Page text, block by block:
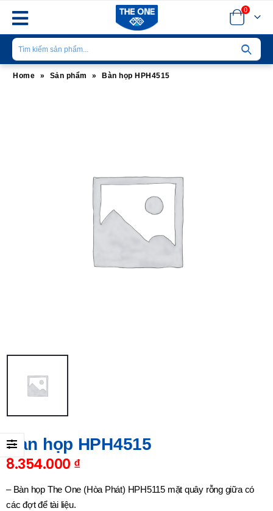
0
Home » Sản phẩm » Bàn họp HPH4515
Bàn họp HPH4515
8.354.000 ₫
– Bàn họp The One (Hòa Phát) HPH5115 mặt quây rỗng giữa có
các đợt để tài liệu.